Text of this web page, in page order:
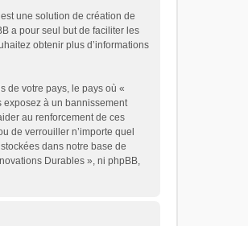
une solution de création de
a pour seul but de faciliter les
obtenir plus d’informations
de votre pays, le pays où «
exposez à un bannissement
au renforcement de ces
de verrouiller n’importe quel
dans notre base de
Durables », ni phpBB,